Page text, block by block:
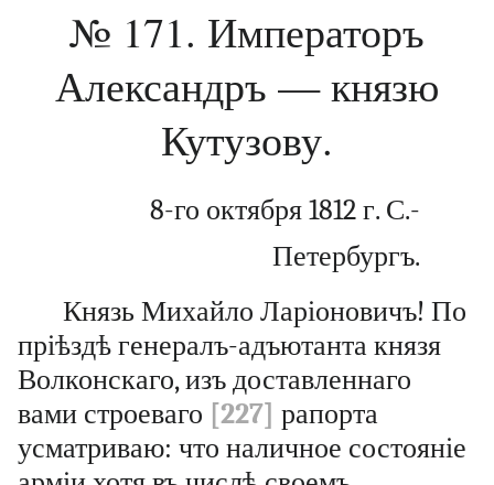
№ 171. Императоръ
Александръ — князю
Кутузову.
8-го октября 1812 г. С.-
Петербургъ.
Князь Михайло Ларіоновичъ! По
пріѣздѣ генералъ-адъютанта князя
Волконскаго, изъ доставленнаго
вами строеваго [227] рапорта
усматриваю: что наличное состояніе